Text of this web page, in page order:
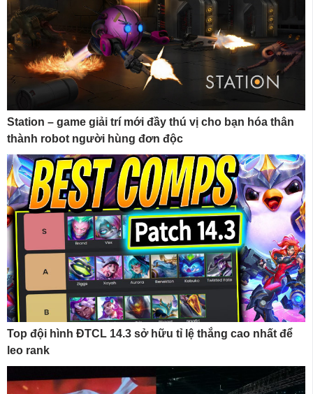
Station – game giải trí mới đầy thú vị cho bạn hóa thân
thành robot người hùng đơn độc
Top đội hình ĐTCL 14.3 sở hữu tỉ lệ thắng cao nhất để
leo rank